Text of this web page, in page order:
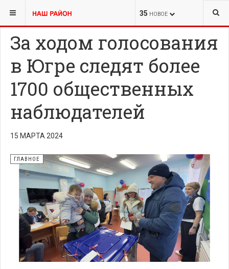
35 НОВОЕ
ВЫ ЗДЕСЬ: ПЕРВАЯ ПОЛОСА ГЛАВНОЕ
За ходом голосования
в Югре следят более
1700 общественных
наблюдателей
15 МАРТА 2024
ГЛАВНОЕ